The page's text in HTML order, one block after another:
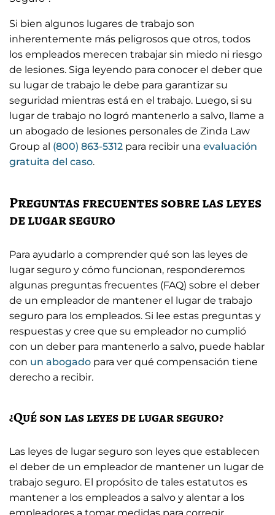
Si bien algunos lugares de trabajo son
inherentemente más peligrosos que otros, todos
los empleados merecen trabajar sin miedo ni riesgo
de lesiones. Siga leyendo para conocer el deber que
su lugar de trabajo le debe para garantizar su
seguridad mientras está en el trabajo. Luego, si su
lugar de trabajo no logró mantenerlo a salvo, llame a
un abogado de lesiones personales de Zinda Law
Group al (800) 863-5312 para recibir una evaluación
gratuita del caso.
Preguntas frecuentes sobre las leyes
de lugar seguro
Para ayudarlo a comprender qué son las leyes de
lugar seguro y cómo funcionan, responderemos
algunas preguntas frecuentes (FAQ) sobre el deber
de un empleador de mantener el lugar de trabajo
seguro para los empleados. Si lee estas preguntas y
respuestas y cree que su empleador no cumplió
con un deber para mantenerlo a salvo, puede hablar
con un abogado para ver qué compensación tiene
derecho a recibir.
¿Qué son las leyes de lugar seguro?
Las leyes de lugar seguro son leyes que establecen
el deber de un empleador de mantener un lugar de
trabajo seguro. El propósito de tales estatutos es
mantener a los empleados a salvo y alentar a los